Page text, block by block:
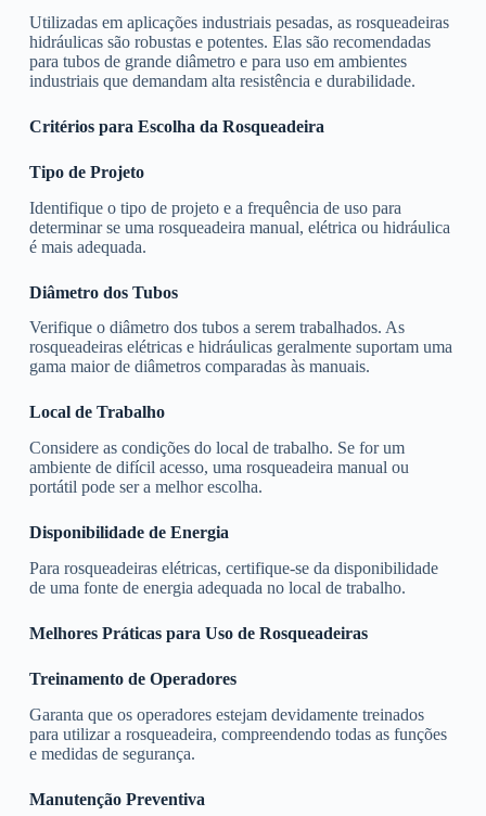
Utilizadas em aplicações industriais pesadas, as rosqueadeiras
hidráulicas são robustas e potentes. Elas são recomendadas
para tubos de grande diâmetro e para uso em ambientes
industriais que demandam alta resistência e durabilidade.
Critérios para Escolha da Rosqueadeira
Tipo de Projeto
Identifique o tipo de projeto e a frequência de uso para
determinar se uma rosqueadeira manual, elétrica ou hidráulica
é mais adequada.
Diâmetro dos Tubos
Verifique o diâmetro dos tubos a serem trabalhados. As
rosqueadeiras elétricas e hidráulicas geralmente suportam uma
gama maior de diâmetros comparadas às manuais.
Local de Trabalho
Considere as condições do local de trabalho. Se for um
ambiente de difícil acesso, uma rosqueadeira manual ou
portátil pode ser a melhor escolha.
Disponibilidade de Energia
Para rosqueadeiras elétricas, certifique-se da disponibilidade
de uma fonte de energia adequada no local de trabalho.
Melhores Práticas para Uso de Rosqueadeiras
Treinamento de Operadores
Garanta que os operadores estejam devidamente treinados
para utilizar a rosqueadeira, compreendendo todas as funções
e medidas de segurança.
Manutenção Preventiva